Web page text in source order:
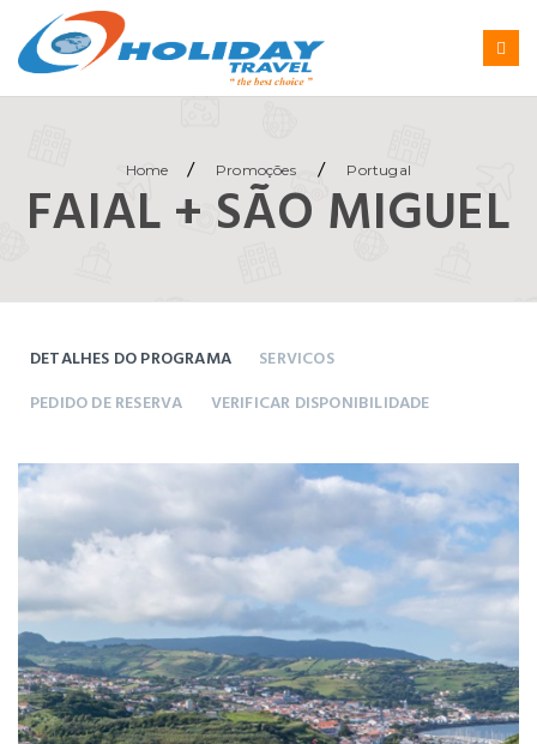
Home / Promoções / Portugal
FAIAL + SÃO MIGUEL
DETALHES DO PROGRAMA
SERVICOS
PEDIDO DE RESERVA
VERIFICAR DISPONIBILIDADE